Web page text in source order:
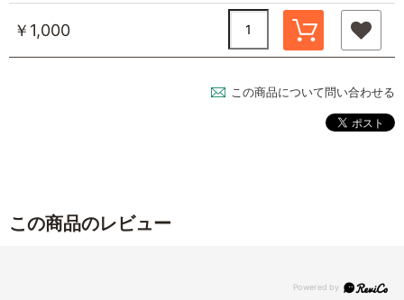
￥1,000
この商品について問い合わせる
この商品のレビュー